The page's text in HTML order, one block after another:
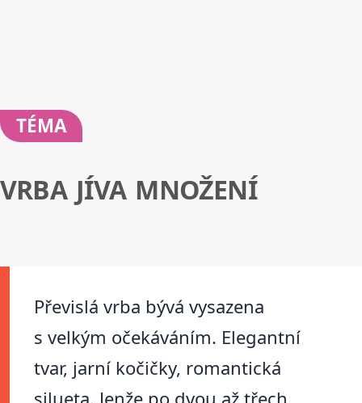
TÉMA
VRBA JÍVA MNOŽENÍ
Převislá vrba bývá vysazena
s velkým očekáváním. Elegantní
tvar, jarní kočičky, romantická